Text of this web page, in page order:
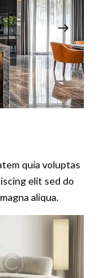
quia voluptas
elit sed do
aliqua.